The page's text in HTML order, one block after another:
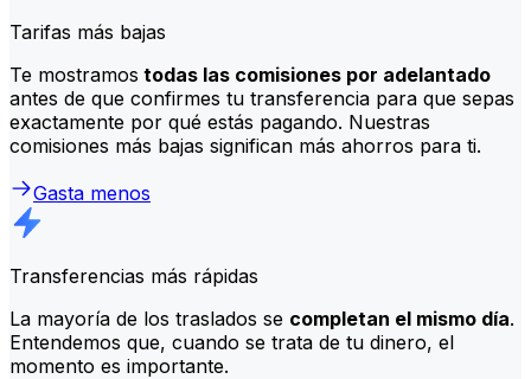
Tarifas más bajas
Te mostramos todas las comisiones por adelantado
antes de que confirmes tu transferencia para que sepas
exactamente por qué estás pagando. Nuestras
comisiones más bajas significan más ahorros para ti.
Gasta menos
Transferencias más rápidas
La mayoría de los traslados se completan el mismo día.
Entendemos que, cuando se trata de tu dinero, el
momento es importante.